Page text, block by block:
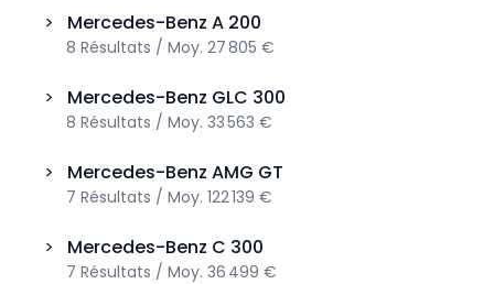
>
Mercedes-Benz A 200
8 Résultats / Moy. 27 805 €
> Mercedes-Benz GLC 300
8 Résultats / Moy. 33 563 €
> Mercedes-Benz AMG GT
7 Résultats / Moy. 122 139 €
> Mercedes-Benz C 300
7 Résultats / Moy. 36 499 €